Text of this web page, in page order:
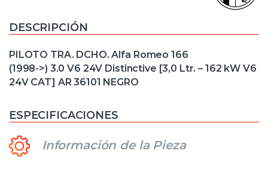
DESCRIPCIÓN
PILOTO TRA. DCHO. Alfa Romeo 166
(1998->) 3.0 V6 24V Distinctive [3,0 Ltr. – 162 kW V6
24V CAT] AR 36101 NEGRO
ESPECIFICACIONES
Información de la Pieza